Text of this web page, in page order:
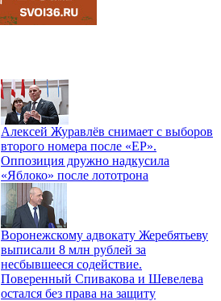
Алексей Журавлёв снимает с выборов
второго номера после «ЕР».
Оппозиция дружно надкусила
«Яблоко» после лототрона
Воронежскому адвокату Жеребятьеву
выписали 8 млн рублей за
несбывшееся содействие.
Поверенный Спивакова и Шевелева
остался без права на защиту